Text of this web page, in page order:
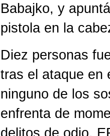
Babajko, y
pistola en la
Diez personas
tras el ataque en
ninguno de los
enfrenta de
delitos de odio.